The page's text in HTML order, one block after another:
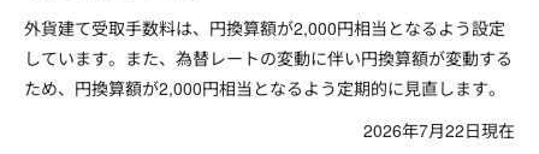
外貨建て受取手数料は、円換算額が2,000円相当となるよう設定
しています。また、為替レートの変動に伴い円換算額が変動する
ため、円換算額が2,000円相当となるよう定期的に見直します。
2026年7月22日現在